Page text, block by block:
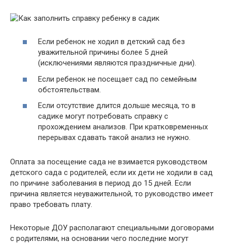
Если ребенок не ходил в детский сад без
уважительной причины более 5 дней
(исключениями являются праздничные дни).
Если ребенок не посещает сад по семейным
обстоятельствам.
Если отсутствие длится дольше месяца, то в
садике могут потребовать справку с
прохождением анализов. При кратковременных
перерывах сдавать такой анализ не нужно.
Оплата за посещение сада не взимается руководством
детского сада с родителей, если их дети не ходили в сад
по причине заболевания в период до 15 дней. Если
причина является неуважительной, то руководство имеет
право требовать плату.
Некоторые ДОУ располагают специальными договорами
с родителями, на основании чего последние могут